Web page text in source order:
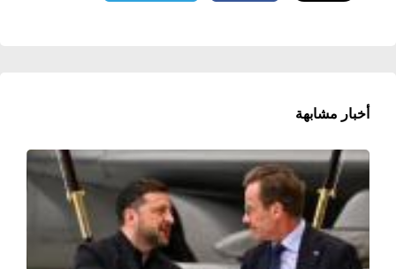
أخبار مشابهة